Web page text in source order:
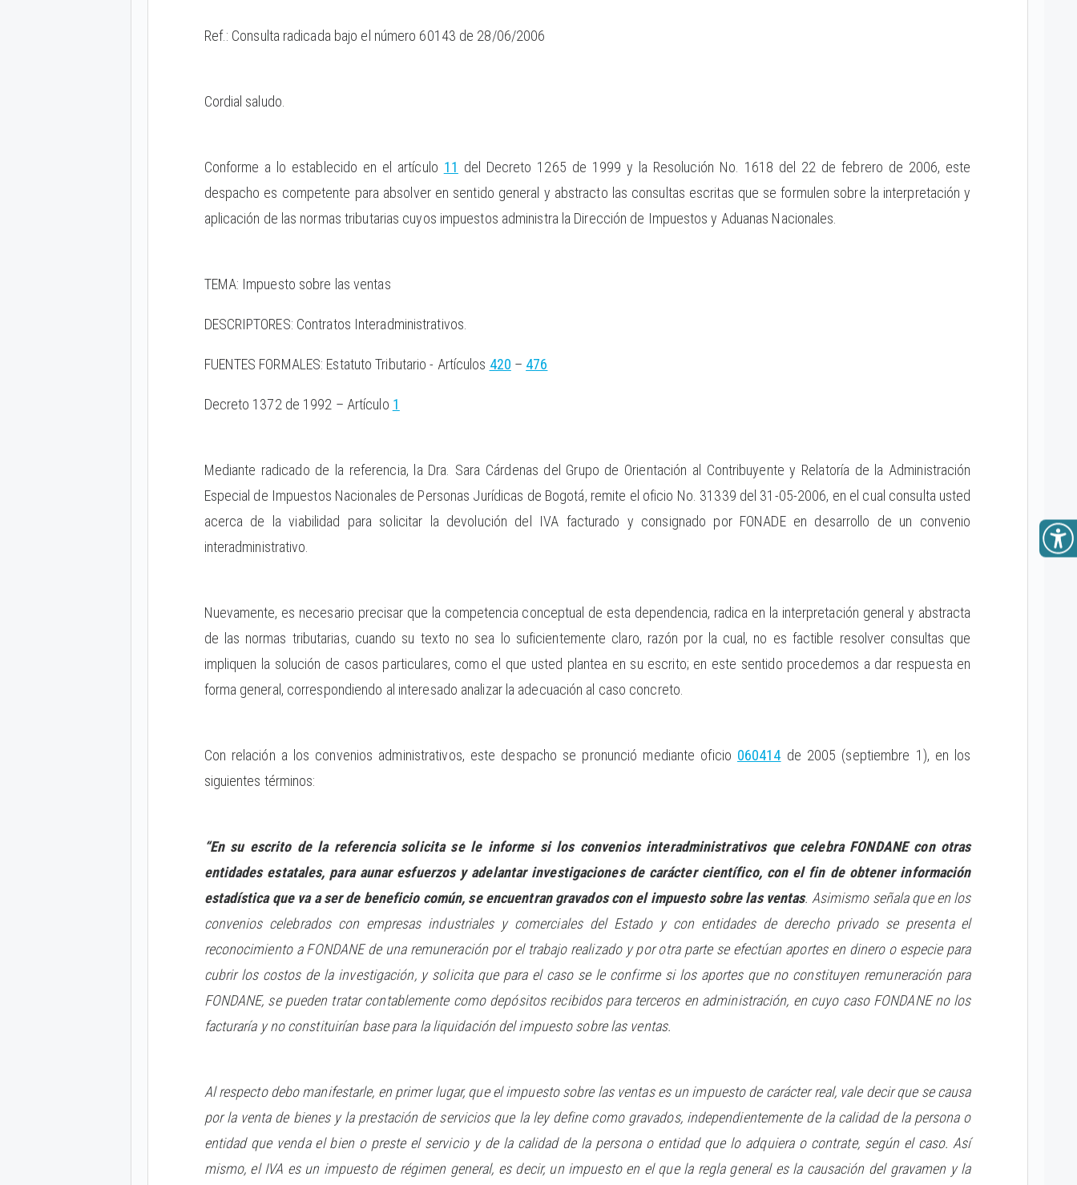
Ref.: Consulta radicada bajo el número 60143 de 28/06/2006
Cordial saludo.
Conforme a lo establecido en el artículo 11 del Decreto 1265 de 1999 y la Resolución No. 1618 del 22 de febrero de 2006, este
despacho es competente para absolver en sentido general y abstracto las consultas escritas que se formulen sobre la interpretación y
aplicación de las normas tributarias cuyos impuestos administra la Dirección de Impuestos y Aduanas Nacionales.
TEMA: Impuesto sobre las ventas
DESCRIPTORES: Contratos Interadministrativos.
FUENTES FORMALES: Estatuto Tributario - Artículos 420 – 476
Decreto 1372 de 1992 – Artículo 1
Mediante radicado de la referencia, la Dra. Sara Cárdenas del Grupo de Orientación al Contribuyente y Relatoría de la Administración
Especial de Impuestos Nacionales de Personas Jurídicas de Bogotá, remite el oficio No. 31339 del 31-05-2006, en el cual consulta usted
acerca de la viabilidad para solicitar la devolución del IVA facturado y consignado por FONADE en desarrollo de un convenio
interadministrativo.
Nuevamente, es necesario precisar que la competencia conceptual de esta dependencia, radica en la interpretación general y abstracta
de las normas tributarias, cuando su texto no sea lo suficientemente claro, razón por la cual, no es factible resolver consultas que
impliquen la solución de casos particulares, como el que usted plantea en su escrito; en este sentido procedemos a dar respuesta en
forma general, correspondiendo al interesado analizar la adecuación al caso concreto.
Con relación a los convenios administrativos, este despacho se pronunció mediante oficio 060414 de 2005 (septiembre 1), en los
siguientes términos:
“En su escrito de la referencia solicita se le informe si los convenios interadministrativos que celebra FONDANE con otras
entidades estatales, para aunar esfuerzos y adelantar investigaciones de carácter científico, con el fin de obtener información
estadística que va a ser de beneficio común, se encuentran gravados con el impuesto sobre las ventas. Asimismo señala que en los
convenios celebrados con empresas industriales y comerciales del Estado y con entidades de derecho privado se presenta el
reconocimiento a FONDANE de una remuneración por el trabajo realizado y por otra parte se efectúan aportes en dinero o especie para
cubrir los costos de la investigación, y solicita que para el caso se le confirme si los aportes que no constituyen remuneración para
FONDANE, se pueden tratar contablemente como depósitos recibidos para terceros en administración, en cuyo caso FONDANE no los
facturaría y no constituirían base para la liquidación del impuesto sobre las ventas.
Al respecto debo manifestarle, en primer lugar, que el impuesto sobre las ventas es un impuesto de carácter real, vale decir que se causa
por la venta de bienes y la prestación de servicios que la ley define como gravados, independientemente de la calidad de la persona o
entidad que venda el bien o preste el servicio y de la calidad de la persona o entidad que lo adquiera o contrate, según el caso. Así
mismo, el IVA es un impuesto de régimen general, es decir, un impuesto en el que la regla general es la causación del gravamen y la